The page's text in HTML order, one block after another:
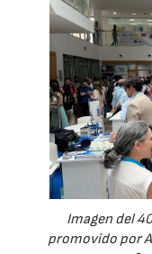
Imagen del
promovido por